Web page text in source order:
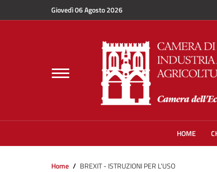
Salta al contenuto principaleGiovedì 06 Agosto 2026
Toggle
navigation
HOME
Home BREXIT - ISTRUZIONI PER L'USO